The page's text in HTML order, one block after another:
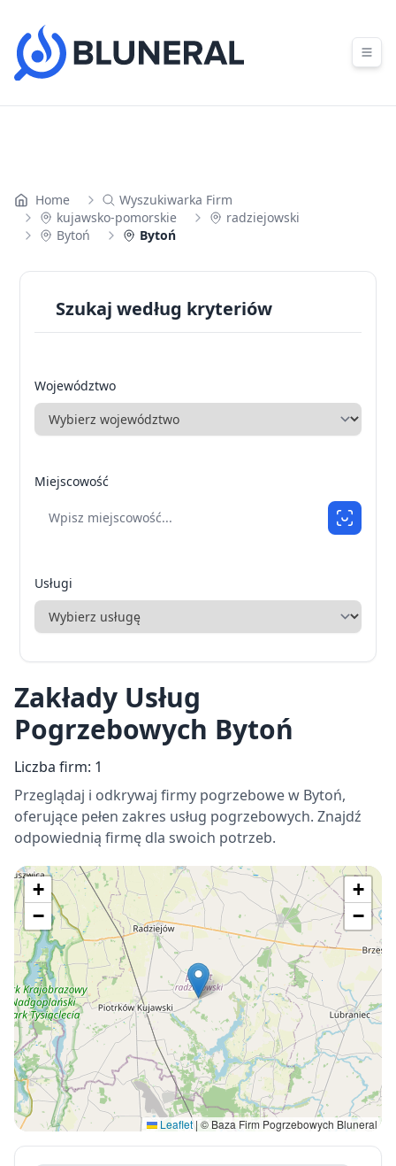
Home
Wyszukiwarka Firm
kujawsko-pomorskie
radziejowski
Bytoń
Bytoń
Szukaj według kryteriów
Województwo
Miejscowość
Usługi
Zakłady Usług
Pogrzebowych Bytoń
Liczba firm: 1
Przeglądaj i odkrywaj firmy pogrzebowe w Bytoń,
oferujące pełen zakres usług pogrzebowych. Znajdź
odpowiednią firmę dla swoich potrzeb.
+
−
+
−
Leaflet | © Baza Firm Pogrzebowych Bluneral